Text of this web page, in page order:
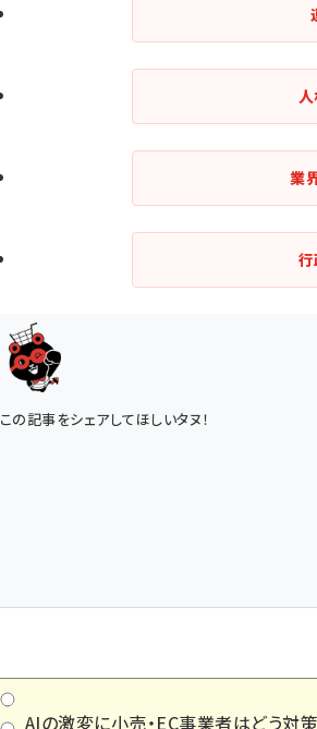
人
業
行
この記事をシェアしてほしいタヌ！
AIの激変に小売・EC事業者はどう対